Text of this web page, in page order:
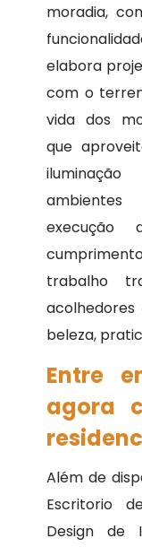
moradia,
elabora
com o
vida dos
que
trabalho
beleza,
Entre
agora
Além de
Escritorio
Design de